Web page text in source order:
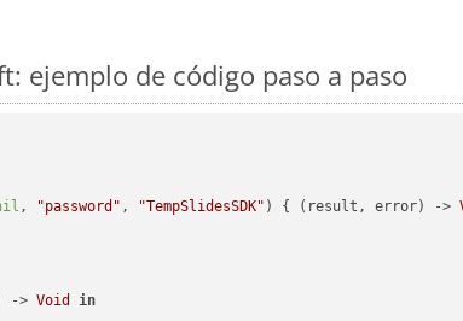
ejemplo de código paso a paso
, "password" , "TempSlidesSDK" ) { (result, error) ->
-> Void
in